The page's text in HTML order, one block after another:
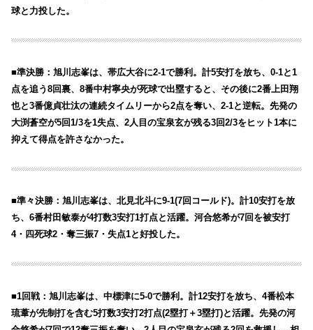
球と力投した。
■準決勝：旭川志峯は、帯広大谷に2-1で勝利。計5安打を放ち、0-1と1
点を追う8回裏、8番中村寧央が死球で出塁すると、その後に2番上田翔
也と3番億貞壮汰の連続タイムリーから2点を奪い、2-1と逆転。先発の
大渕蒼空が5回1/3を1失点、2人目の宝泉玄が残る3回2/3をヒット1本に
抑えて得点を許さなかった。
■準々決勝：旭川志峯は、北見北斗に9-1(7回コールド)。計10安打を放
ち、6番村田敏泰が4打数3安打1打点と活躍。河合悠希が7回を被安打
4・四死球2・奪三振7・失点1と好投した。
■1回戦：旭川志峯は、中標津に5-0で勝利。計12安打を放ち、4番松本
琉葦が先制打を含む5打数3安打2打点(2塁打＋3塁打)と活躍。先発の河